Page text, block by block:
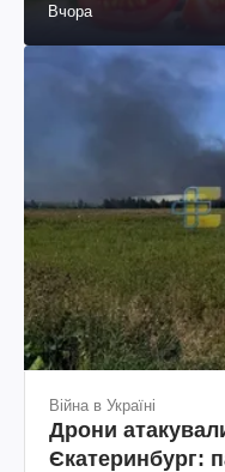
Вчора
Війна в Україні
Дрони
Єкатеринбург: